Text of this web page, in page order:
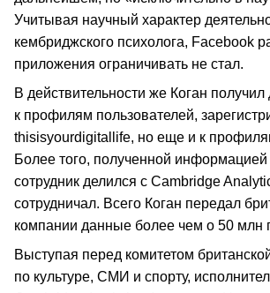
Учитывая научный характер
кембриджского психолога, Facebook
приложения ограничивать не стал.
В действительности же Коган получил
к профилям пользователей,
thisisyourdigitallife, но еще и к
Более того, полученной
сотрудник делился с Cambridge
сотрудничал. Всего Коган передал
компании данные более чем о 50 млн
Выступая перед комитетом
по культуре, СМИ и спорту,